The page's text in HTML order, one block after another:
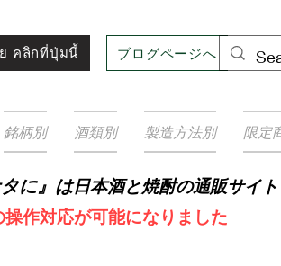
คลิกที่ปุ่มนี้ ブログページへ
銘柄別 酒類別 製造方法別 限定
に』は日本酒と焼酎の通販サイ
作対応が可能になりました